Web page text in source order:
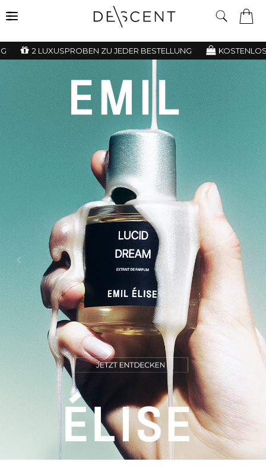
2 LUXUSPROBEN ZU JEDER BESTELLUNG